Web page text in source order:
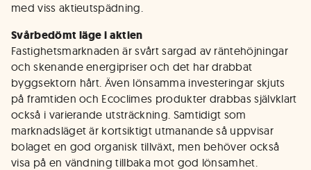
med viss aktieutspädning.
Svårbedömt läge i aktien
Fastighetsmarknaden är svårt sargad av räntehöjningar
och skenande energipriser och det har drabbat
byggsektorn hårt. Även lönsamma investeringar skjuts
på framtiden och Ecoclimes produkter drabbas självklart
också i varierande utsträckning. Samtidigt som
marknadsläget är kortsiktigt utmanande så uppvisar
bolaget en god organisk tillväxt, men behöver också
visa på en vändning tillbaka mot god lönsamhet.